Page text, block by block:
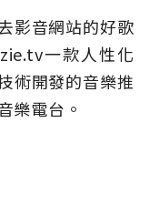
影音網站的好歌
一款人性化
術開發的音樂推
樂電台。